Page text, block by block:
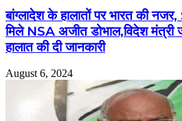
बांग्लादेश के हालातों पर भारत की
मिले NSA अजीत डोभाल,विदेश मंत्री
हालात की दी जानकारी
August 6, 2024